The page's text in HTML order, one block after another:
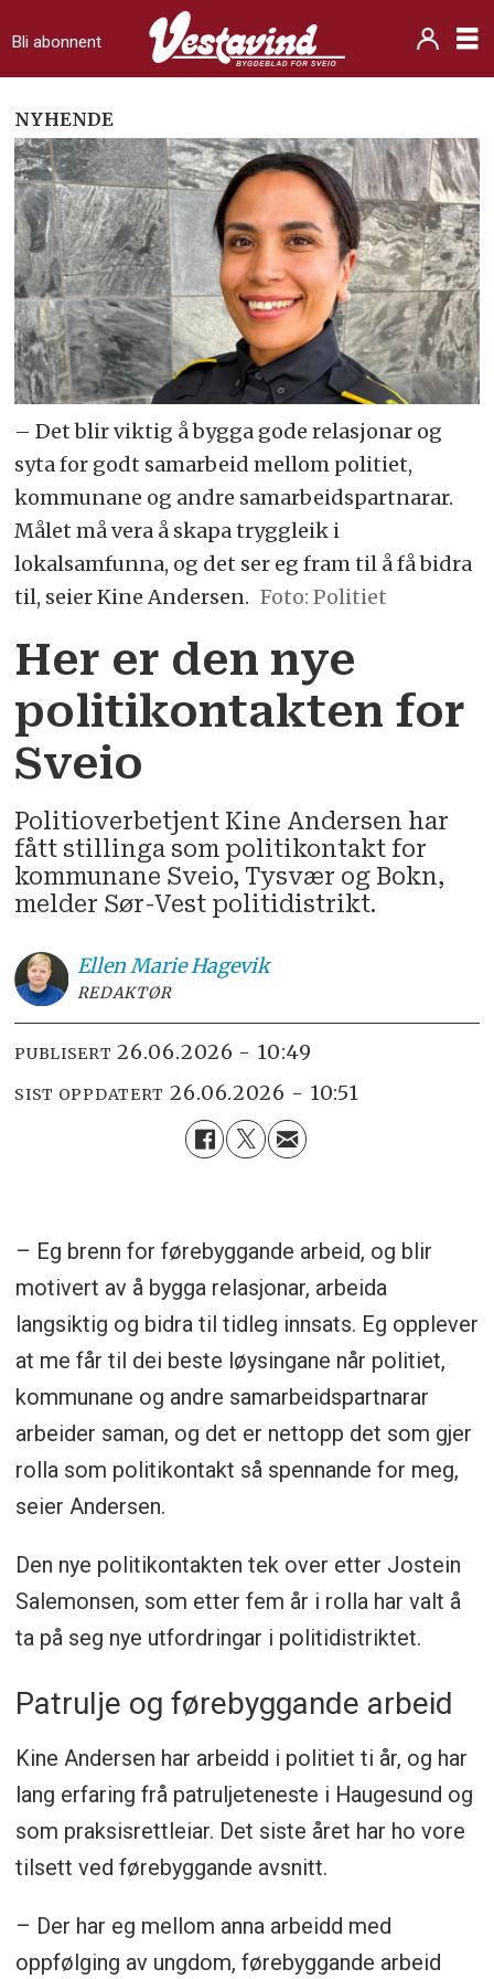
Bli abonnent
NYHENDE
– Det blir viktig å bygga gode relasjonar og
syta for godt samarbeid mellom politiet,
kommunane og andre samarbeidspartnarar.
Målet må vera å skapa tryggleik i
lokalsamfunna, og det ser eg fram til å få bidra
til, seier Kine Andersen.
Politiet
Her er den nye
politikontakten for
Sveio
Politioverbetjent Kine Andersen har
fått stillinga som politikontakt for
kommunane Sveio, Tysvær og Bokn,
melder Sør-Vest politidistrikt.
Ellen MarieHagevik
REDAKTØR
PUBLISERT 26.06.2026 - 10:49
SIST OPPDATERT 26.06.2026 - 10:51
– Eg brenn for førebyggande arbeid, og blir
motivert av å bygga relasjonar, arbeida
langsiktig og bidra til tidleg innsats. Eg opplever
at me får til dei beste løysingane når politiet,
kommunane og andre samarbeidspartnarar
arbeider saman, og det er nettopp det som gjer
rolla som politikontakt så spennande for meg,
seier Andersen.
Den nye politikontakten tek over etter Jostein
Salemonsen, som etter fem år i rolla har valt å
ta på seg nye utfordringar i politidistriktet.
Patrulje og førebyggande arbeid
Kine Andersen har arbeidd i politiet ti år, og har
lang erfaring frå patruljeteneste i Haugesund og
som praksisrettleiar. Det siste året har ho vore
tilsett ved førebyggande avsnitt.
– Der har eg mellom anna arbeidd med
oppfølging av ungdom, førebyggande arbeid